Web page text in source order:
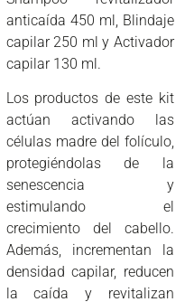
anticaída 450 ml, Blindaje
capilar 250 ml y Activador
capilar 130 ml.
Los productos de este kit
actúan activando las
células madre del folículo,
protegiéndolas de la
senescencia y
estimulando el
crecimiento del cabello.
Además, incrementan la
densidad capilar, reducen
la caída y revitalizan